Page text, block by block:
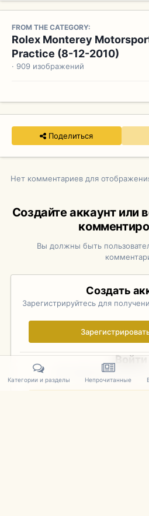
FROM THE CATEGORY:
Rolex Monterey
Practice (8-12-2010)
· 909 изображений
Поделиться
Нет комментариев для
Создайте аккаунт или
Вы должны быть
Создать
Зарегистрируйтесь для
Войти
Уже зарегистрированы?
Категории и разделы Непрочитанные